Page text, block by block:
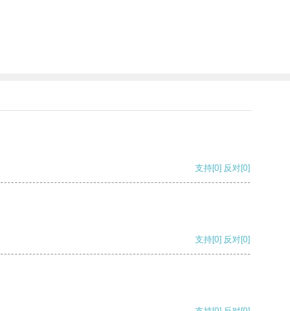
支持[0] 反对[0]
支持[0] 反对[0]